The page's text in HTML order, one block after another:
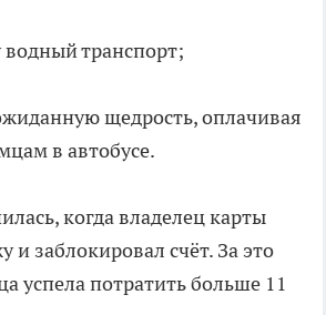
водный транспорт;
щедрость, оплачивая
в автобусе.
когда владелец карты
и заблокировал счёт. За это
успела потратить больше 11